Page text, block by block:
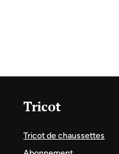
Tricot
Tricot de chaussettes